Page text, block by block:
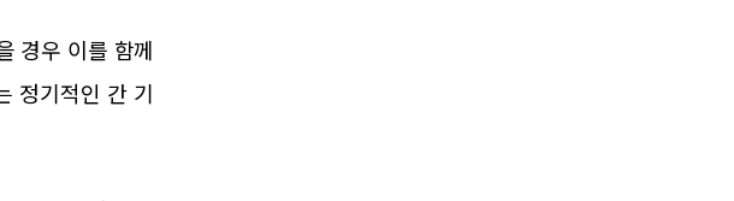
경우 이를 함께
정기적인 간 기